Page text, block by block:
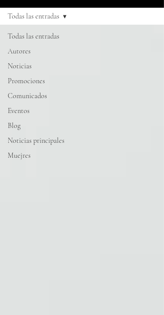
Todas las entradas
Autores
Noticias
Promociones
Comunicados
Eventos
Blog
Noticias principales
Muejres
Todas las entradas